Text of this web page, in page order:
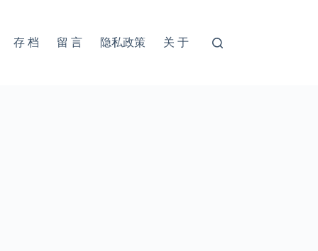
存 档 留 言 隐私政策 关 于